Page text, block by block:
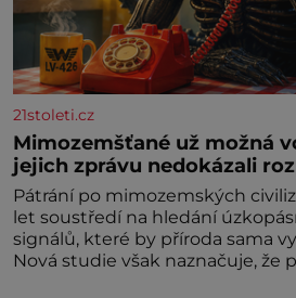
21stoleti.cz
Mimozemšťané už možná
jejich zprávu nedokázali
Pátrání po mimozemských
let soustředí na hledání
signálů, které by příroda sama
Nová studie však naznačuje, že